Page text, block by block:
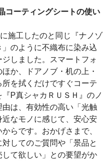
コーティングシートの使い
施工したのと同じ『ナノゾ
のように不織布に染み込
しました。スマートフォ
か、ドアノブ・机の上・
を拭くだけですぐコーテ
P真シャカＲＵＳＨ』のノ
は、有効性の高い「光触
なモノに感じて、安心安
らです。おかげさまで、
してのご質問や「景品と
て欲しい」との要望がか